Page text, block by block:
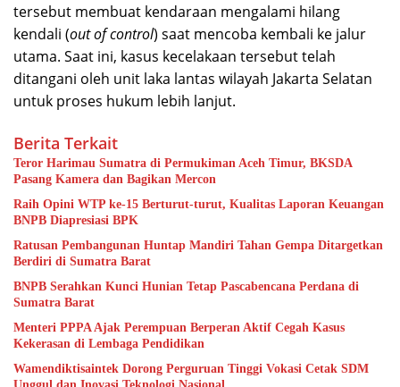
tersebut membuat kendaraan mengalami hilang
kendali (out of control) saat mencoba kembali ke jalur
utama. Saat ini, kasus kecelakaan tersebut telah
ditangani oleh unit laka lantas wilayah Jakarta Selatan
untuk proses hukum lebih lanjut.
Berita Terkait
Teror Harimau Sumatra di Permukiman Aceh Timur, BKSDA
Pasang Kamera dan Bagikan Mercon
Raih Opini WTP ke-15 Berturut-turut, Kualitas Laporan Keuangan
BNPB Diapresiasi BPK
Ratusan Pembangunan Huntap Mandiri Tahan Gempa Ditargetkan
Berdiri di Sumatra Barat
BNPB Serahkan Kunci Hunian Tetap Pascabencana Perdana di
Sumatra Barat
Menteri PPPA Ajak Perempuan Berperan Aktif Cegah Kasus
Kekerasan di Lembaga Pendidikan
Wamendiktisaintek Dorong Perguruan Tinggi Vokasi Cetak SDM